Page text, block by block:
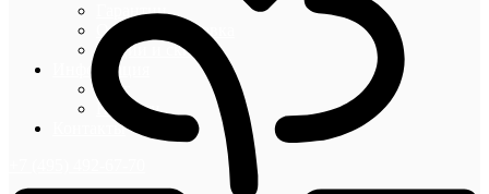
Гарантии
Оплата и доставка
Акции и скидки
Информация
Блог
Новости
Контакты